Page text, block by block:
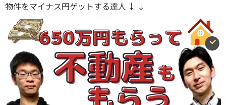
物件をマイナス円ゲットする達人 ↓ ↓